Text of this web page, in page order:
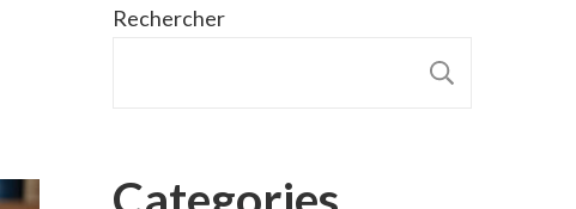
Rechercher
Categories